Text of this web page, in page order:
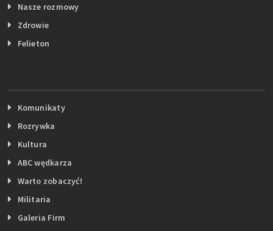
Nasze rozmowy
Zdrowie
Felieton
Komunikaty
Rozrywka
Kultura
ABC wędkarza
Warto zobaczyć!
Militaria
Galeria Firm